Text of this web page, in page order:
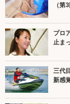
（第3
プロ
止ま
三代
新感